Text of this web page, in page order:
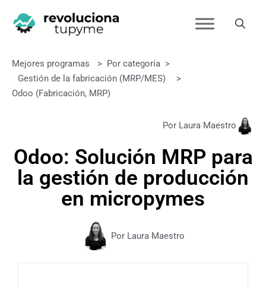
Mejores programas > Por categoría >
Gestión de la fabricación (MRP/MES)
>
Odoo (fabricación, MRP)
Por Laura Maestro
Odoo: Solución MRP para
la gestión de producción
en micropymes
Por Laura Maestro